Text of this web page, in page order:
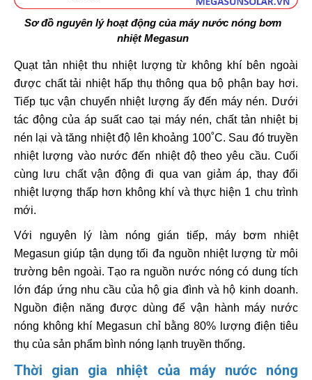
Sơ đồ nguyên lý hoạt động của máy nước nóng bơm
nhiệt Megasun
Quạt tản nhiệt thu nhiệt lượng từ không khí bên ngoài
được chất tải nhiệt hấp thụ thông qua bộ phận bay hơi.
Tiếp tục vận chuyển nhiệt lượng ấy đến máy nén. Dưới
tác động của áp suất cao tại máy nén, chất tản nhiệt bị
nén lại và tăng nhiệt độ lên khoảng 100˚C. Sau đó truyền
nhiệt lượng vào nước đến nhiệt độ theo yêu cầu. Cuối
cùng lưu chất vận động đi qua van giảm áp, thay đổi
nhiệt lượng thấp hơn không khí và thực hiện 1 chu trình
mới.
Với nguyên lý làm nóng gián tiếp, máy bơm nhiệt
Megasun giúp tận dụng tối đa nguồn nhiệt lượng từ môi
trường bên ngoài. Tạo ra nguồn nước nóng có dung tích
lớn đáp ứng nhu cầu của hộ gia đình và hộ kinh doanh.
Nguồn điện năng được dùng để vận hành máy nước
nóng không khí Megasun chỉ bằng 80% lượng điện tiêu
thụ của sản phẩm bình nóng lạnh truyền thống.
Thời gian gia nhiệt của máy nước nóng